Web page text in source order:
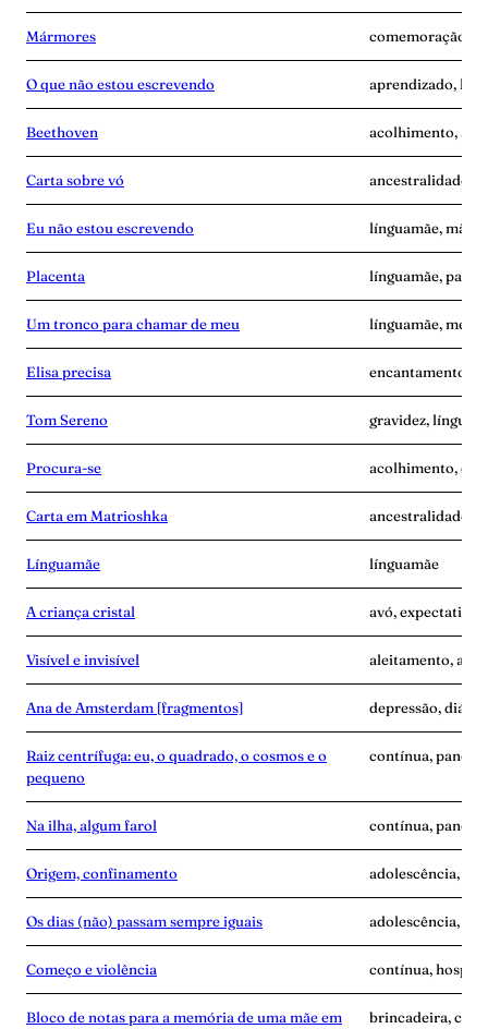
Mármores comemoração,
O que não estou escrevendo aprendizado,
Beethoven acolhimento,
Carta sobre vó ancestralidade,
Eu não estou escrevendo línguamãe, mãe-
Placenta línguamãe,
Um tronco para chamar de meu línguamãe,
Elisa precisa encantamento,
Tom Sereno gravidez,
Procura-se acolhimento,
Carta em Matrioshka ancestralidade,
Línguamãe línguamãe
A criança cristal avó, expectativa
Visível e invisível aleitamento,
Ana de Amsterdam [fragmentos] depressão, diário
Raiz centrífuga: eu, o quadrado, o cosmos e o
pequeno
contínua,
Na ilha, algum farol contínua,
Origem, confinamento adolescência,
Os dias (não) passam sempre iguais adolescência,
Começo e violência contínua,
Bloco de notas para a memória de uma mãe em
brincadeira,